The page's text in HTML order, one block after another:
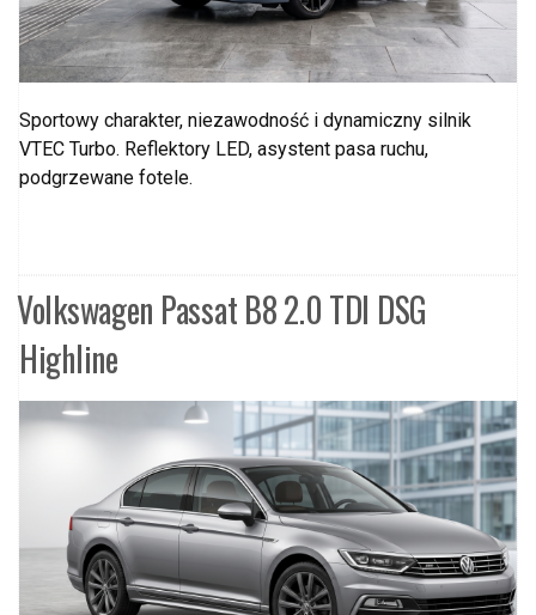
Sportowy charakter, niezawodność i dynamiczny silnik
VTEC Turbo. Reflektory LED, asystent pasa ruchu,
podgrzewane fotele.
Volkswagen Passat B8 2.0 TDI DSG
Highline